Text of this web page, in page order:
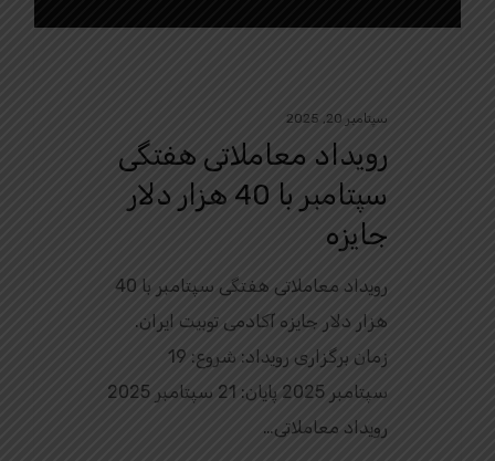
سپتامبر 20, 2025
رویداد معاملاتی هفتگی
سپتامبر با 40 هزار دلار
جایزه
رویداد معاملاتی هفتگی سپتامبر با 40
هزار دلار جایزه آکادمی توبیت ایران.
زمان برگزاری رویداد: شروع: 19
سپتامبر 2025 پایان: 21 سپتامبر 2025
رویداد معاملاتی…